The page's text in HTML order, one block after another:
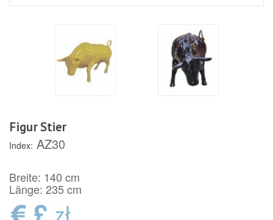
Figur Stier
Index: AZ30
Breite: 140 cm
Länge: 235 cm